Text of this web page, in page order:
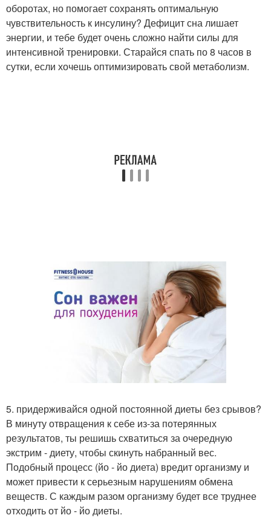
оборотах, но помогает сохранять оптимальную
чувствительность к инсулину? Дефицит сна лишает
энергии, и тебе будет очень сложно найти силы для
интенсивной тренировки. Старайся спать по 8 часов в
сутки, если хочешь оптимизировать свой метаболизм.
5. придерживайся одной постоянной диеты без срывов?
В минуту отвращения к себе из-за потерянных
результатов, ты решишь схватиться за очередную
экстрим - диету, чтобы скинуть набранный вес.
Подобный процесс (йо - йо диета) вредит организму и
может привести к серьезным нарушениям обмена
веществ. С каждым разом организму будет все труднее
отходить от йо - йо диеты.